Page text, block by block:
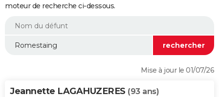
Mobiles
Meilleur smartphone
Internet
Ordinateurs
Jeux vidéo
Guide high-tech
+BRICOLAGE
Forum
Aménagement intérieur
Extérieur
Cuisine
Salle de bains
Jardinage
Rangement
WEEK-END
Guides de France
Escapades
Patrimoine
Expositions
Musées
Week-end nature
LIFESTYLE
Alimentation
Guide de la santé
Maladies
Médicaments
Sommeil
VOYAGE
moteur de recherche ci-dessous.
Mise à jour le 01/07/26
Jeannette LAGAHUZERES (93 ans)